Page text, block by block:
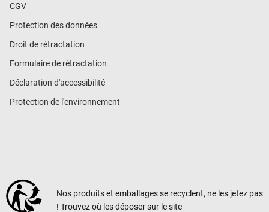
CGV
Protection des données
Droit de rétractation
Formulaire de rétractation
Déclaration d'accessibilité
Protection de l'environnement
Nos produits et emballages se recyclent, ne les jetez pas
! Trouvez où les déposer sur le site